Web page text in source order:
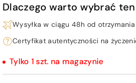
Dlaczego warto wybrać
Wysyłka w ciągu 48h od
Certyfikat autentyczności na
Tylko 1 szt. na magazynie